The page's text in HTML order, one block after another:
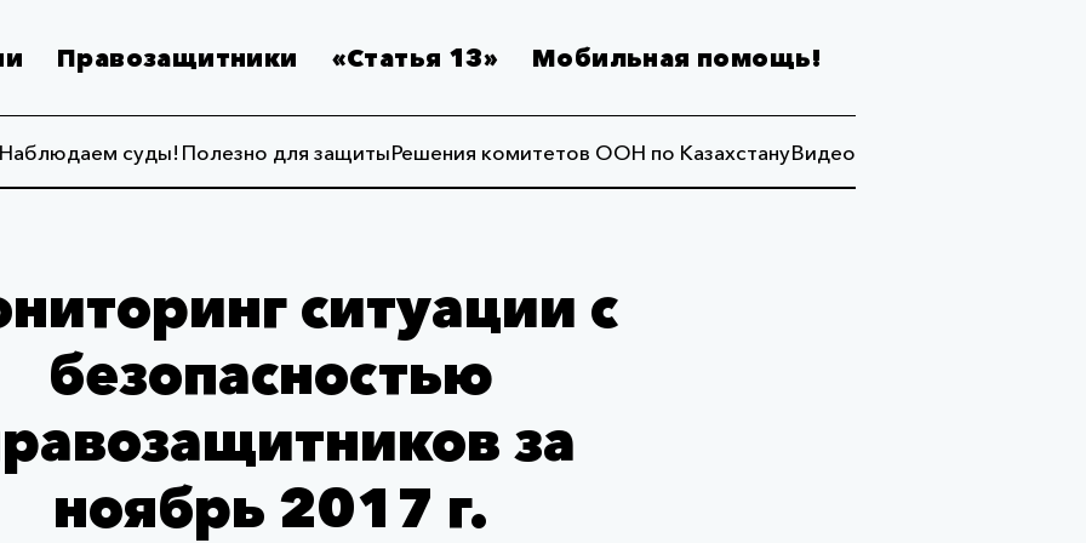
Правозащитники «Статья 13» Мобильная помощь!
Наблюдаем суды! Полезно для защитыРешения комитетов ООН по КазахстануВидео
ситуации с
безопасностью
за
ноябрь 2017 г.